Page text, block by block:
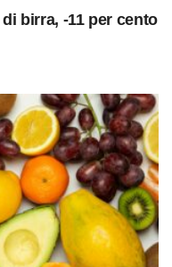
birra, -11 per cento